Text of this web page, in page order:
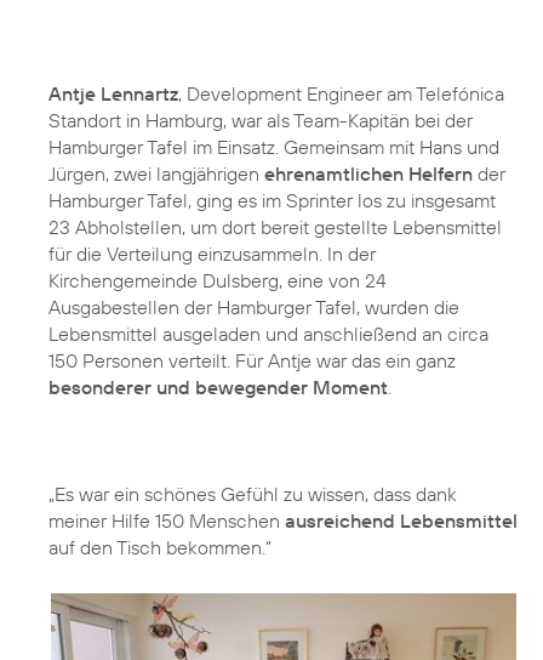
Antje Lennartz, Development Engineer am Telefónica
Standort in Hamburg, war als Team-Kapitän bei der
Hamburger Tafel im Einsatz. Gemeinsam mit Hans und
Jürgen, zwei langjährigen ehrenamtlichen Helfern der
Hamburger Tafel, ging es im Sprinter los zu insgesamt
23 Abholstellen, um dort bereit gestellte Lebensmittel
für die Verteilung einzusammeln. In der
Kirchengemeinde Dulsberg, eine von 24
Ausgabestellen der Hamburger Tafel, wurden die
Lebensmittel ausgeladen und anschließend an circa
150 Personen verteilt. Für Antje war das ein ganz
besonderer und bewegender Moment
„Es war ein schönes Gefühl zu wissen, dass dank
meiner Hilfe 150 Menschen ausreichend Lebensmittel
auf den Tisch bekommen.“